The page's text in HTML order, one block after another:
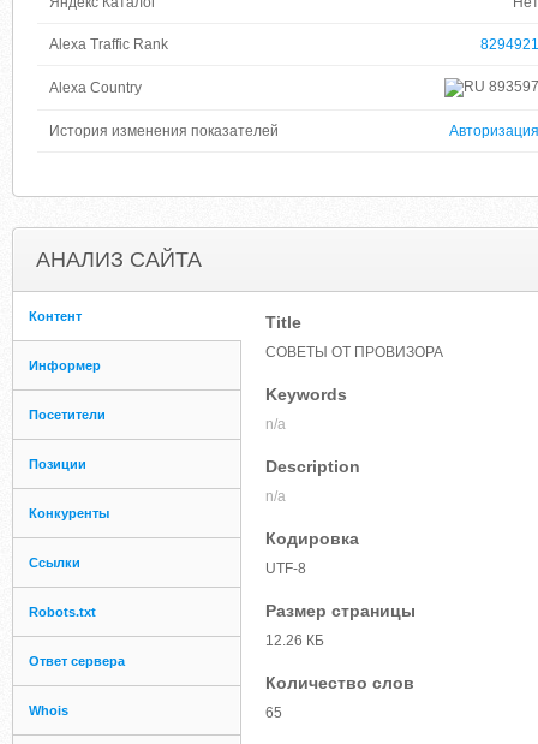
Alexa Traffic Rank 8294921
Alexa Country 893597
История изменения показателей Авторизация
АНАЛИЗ САЙТА
Контент
Информер
Посетители
Позиции
Конкуренты
Ссылки
Robots.txt
Ответ сервера
Whois
Title
СОВЕТЫ ОТ ПРОВИЗОРА
Keywords
n/a
Description
n/a
Кодировка
UTF-8
Размер страницы
12.26 КБ
Количество слов
65